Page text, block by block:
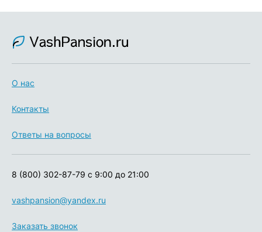
О нас
Контакты
Ответы на вопросы
vashpansion@yandex.ru
8 (800) 302-87-79 с 9:00 до 21:00
Заказать звонок